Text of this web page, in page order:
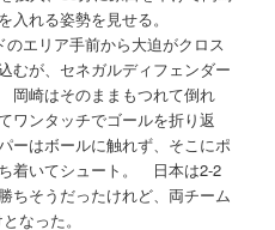
れる姿勢を見せる。
エリア手前から大迫がクロス
が、セネガルディフェンダー
崎はそのままもつれて倒れ
ンタッチでゴールを折り返
はボールに触れず、そこにポ
着いてシュート。 日本は2-2
そうだったけれど、両チーム
なった。